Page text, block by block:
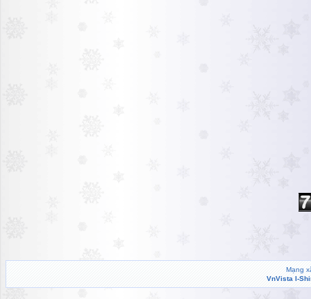
Mạng
VnVista I-